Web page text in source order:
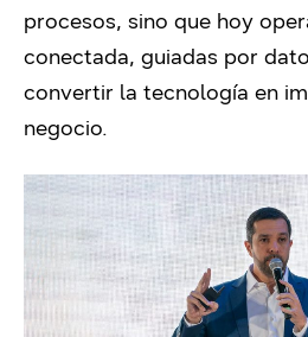
procesos, sino que hoy
conectada, guiadas por
convertir la tecnología en
negocio.